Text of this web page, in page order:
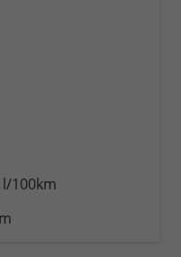
l/100km